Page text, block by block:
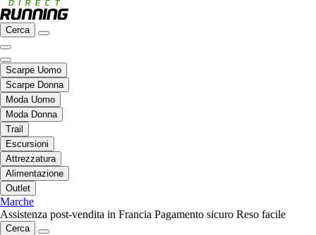
Cerca
Scarpe Uomo
Scarpe Donna
Moda Uomo
Moda Donna
Trail
Escursioni
Attrezzatura
Alimentazione
Outlet
Marche
Assistenza post-vendita in Francia Pagamento sicuro Reso facile
Cerca